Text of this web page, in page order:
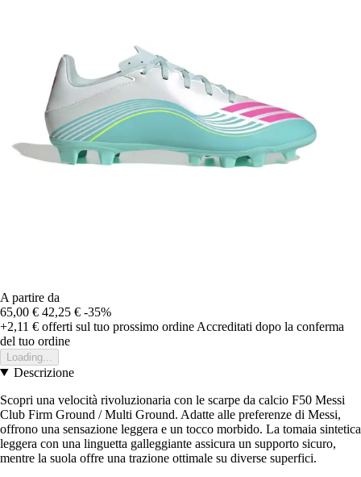
A partire da
65,00 € 42,25 € -35%
+2,11 € offerti sul tuo prossimo ordine Accreditati dopo la conferma
del tuo ordine
Loading...
Descrizione
Scopri una velocità rivoluzionaria con le scarpe da calcio F50 Messi
Club Firm Ground / Multi Ground. Adatte alle preferenze di Messi,
offrono una sensazione leggera e un tocco morbido. La tomaia sintetica
leggera con una linguetta galleggiante assicura un supporto sicuro,
mentre la suola offre una trazione ottimale su diverse superfici.